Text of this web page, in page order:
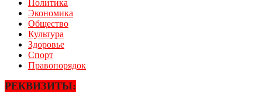
Политика
Экономика
Общество
Культура
Здоровье
Спорт
Правопорядок
РЕКВИЗИТЫ: